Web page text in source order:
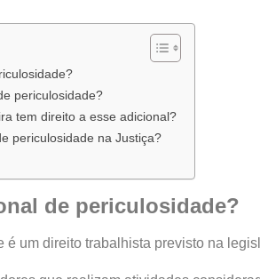
periculosidade?
tem direito a esse adicional?
periculosidade na Justiça?
de periculosidade?
um direito trabalhista previsto na